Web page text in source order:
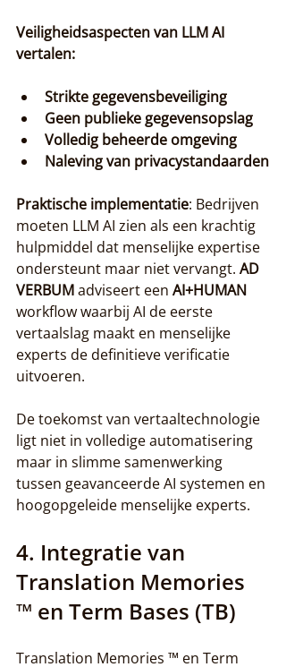
Veiligheidsaspecten van LLM AI
vertalen:
Strikte gegevensbeveiliging
Geen publieke gegevensopslag
Volledig beheerde omgeving
Naleving van privacystandaarden
Praktische implementatie: Bedrijven
moeten LLM AI zien als een krachtig
hulpmiddel dat menselijke expertise
ondersteunt maar niet vervangt. AD
VERBUM adviseert een AI+HUMAN
workflow waarbij AI de eerste
vertaalslag maakt en menselijke
experts de definitieve verificatie
uitvoeren.
De toekomst van vertaaltechnologie
ligt niet in volledige automatisering
maar in slimme samenwerking
tussen geavanceerde AI systemen en
hoogopgeleide menselijke experts.
4. Integratie van
Translation Memories
™ en Term Bases (TB)
Translation Memories ™ en Term